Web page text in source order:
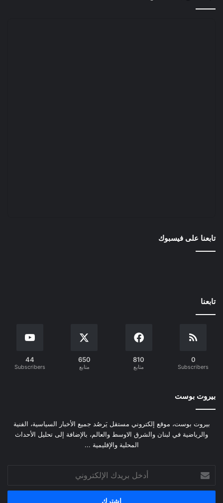
تابعنا على فيسبوك
تابعنا
0
Subscribers
810
متابع
650
متابع
44
Subscribers
بيروت بوست
بيروت بوست، موقع إلكتروني مستقل يَرصُد جميع الأخبار السياسية، الفنية
والرياضية في لبنان والشرق الاوسط والعالم، بالإضافة إلى تحليل الأحداث
المحلية والإقليمية ...
بريدك
الإلكتروني